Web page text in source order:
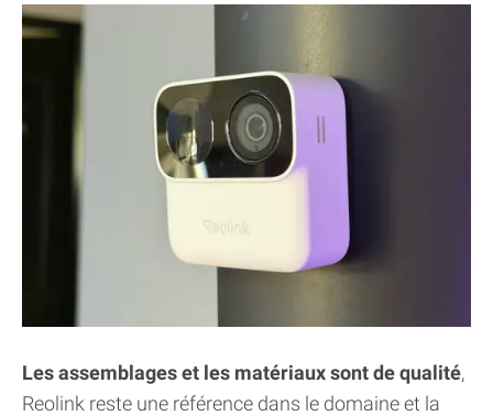
Les assemblages et les matériaux sont de qualité,
Reolink reste une référence dans le domaine et la